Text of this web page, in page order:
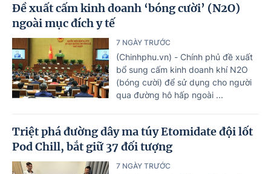
Đề xuất cấm kinh doanh ‘bóng cười’ (N2O)
ngoài mục đích y tế
7 NGÀY TRƯỚC
(Chinhphu.vn) - Chính phủ đề xuất
bổ sung cấm kinh doanh khí N2O
(bóng cười) để sử dụng cho người
qua đường hô hấp ngoài ...
Triệt phá đường dây ma túy Etomidate đội lốt
Pod Chill, bắt giữ 37 đối tượng
7 NGÀY TRƯỚC